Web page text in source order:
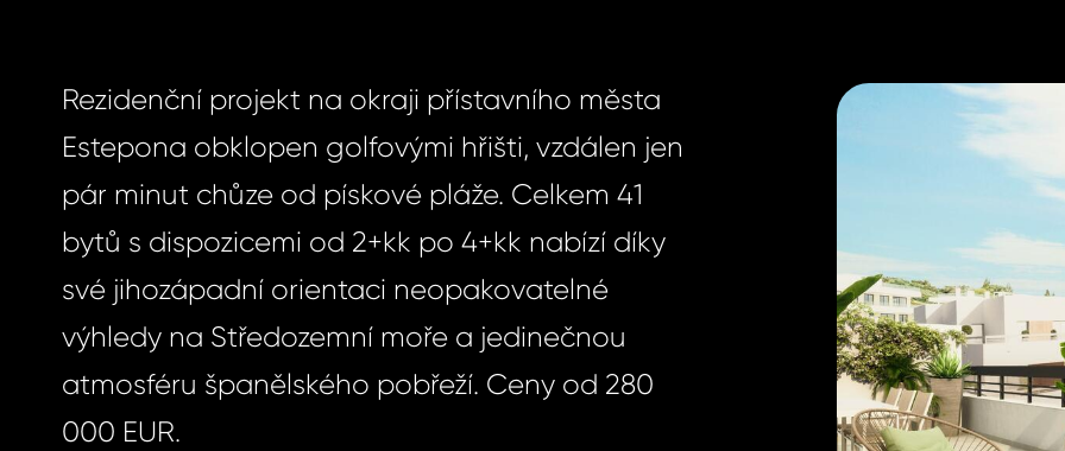
Rezidenční projekt na okraji přístavního města
Estepona obklopen golfovými hřišti, vzdálen jen
pár minut chůze od pískové pláže. Celkem 41
bytů s dispozicemi od 2+kk po 4+kk nabízí díky
své jihozápadní orientaci neopakovatelné
výhledy na Středozemní moře a jedinečnou
atmosféru španělského pobřeží. Ceny od 280
000 EUR.